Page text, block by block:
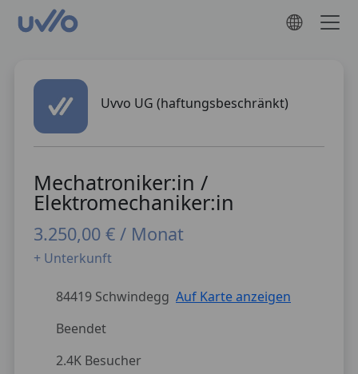
Uvvo UG (haftungsbeschränkt)
Mechatroniker:in /
Elektromechaniker:in
3.250,00 € / Monat
+ Unterkunft
84419 Schwindegg Auf Karte anzeigen
Beendet
2.4K Besucher